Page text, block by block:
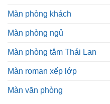
Màn phòng khách
Màn phòng ngủ
Màn phòng tắm Thái Lan
Màn roman xếp lớp
Màn văn phòng